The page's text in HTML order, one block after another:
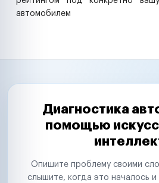
автомобилем
Диагностика
помощью
Опишите проблему своими
слышите, когда это началось